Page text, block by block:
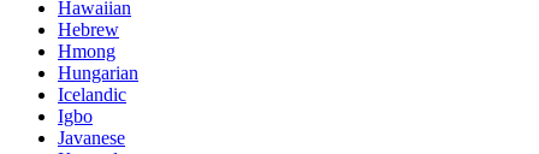
Hawaiian
Hebrew
Hmong
Hungarian
Icelandic
Igbo
Javanese